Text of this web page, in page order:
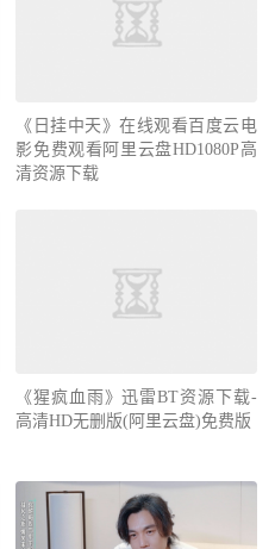
《日挂中天》在线观看百度云电
影免费观看阿里云盘HD1080P高
清资源下载
《猩疯血雨》迅雷BT资源下载-
高清HD无删版(阿里云盘)免费版